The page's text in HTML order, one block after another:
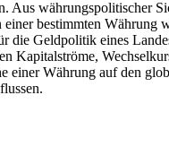
Aus währungspolitischer
bestimmten Währung
die Geldpolitik eines
Kapitalströme,
einer Währung auf den